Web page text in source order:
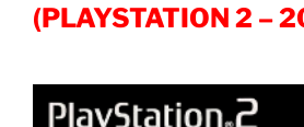
(PLAYSTATION 2 –